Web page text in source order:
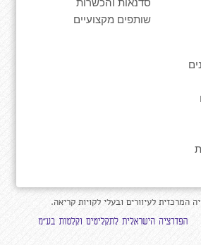
שותפים מקצועיים
המרכזית לעיוורים ובעלי לקויות קריאה.